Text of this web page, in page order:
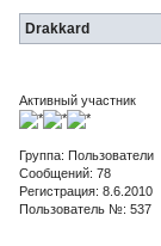
Drakkard
Активный участник
Группа: Пользователи
Сообщений: 78
Регистрация: 8.6.2010
Пользователь №: 537